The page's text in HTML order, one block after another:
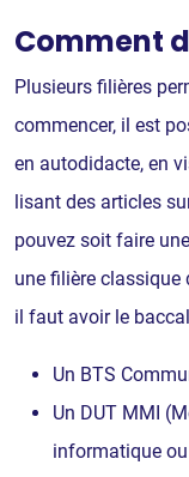
Comment
Plusieurs filières
commencer, il est
en autodidacte, en
lisant des articles
pouvez soit faire
une filière classique
il faut avoir le
Un BTS
Un DUT MMI
informatique